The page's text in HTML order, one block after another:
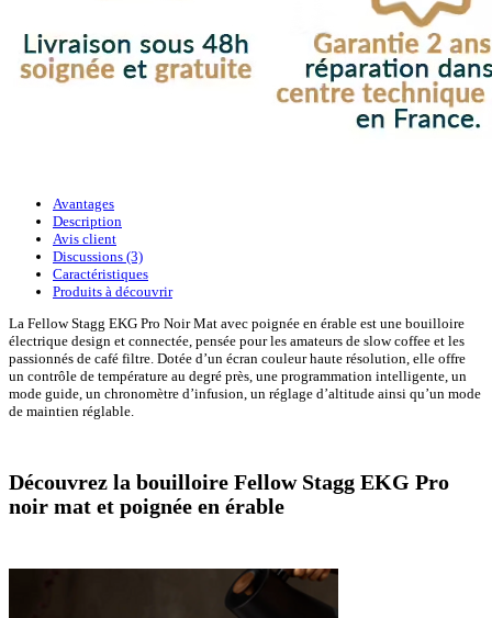
Avantages
Description
Avis client
Discussions (3)
Caractéristiques
Produits à découvrir
La Fellow Stagg EKG Pro Noir Mat avec poignée en érable est une bouilloire
électrique design et connectée, pensée pour les amateurs de slow coffee et les
passionnés de café filtre. Dotée d’un écran couleur haute résolution, elle offre
un contrôle de température au degré près, une programmation intelligente, un
mode guide, un chronomètre d’infusion, un réglage d’altitude ainsi qu’un mode
de maintien réglable.
Découvrez la bouilloire Fellow Stagg EKG Pro
noir mat et poignée en érable